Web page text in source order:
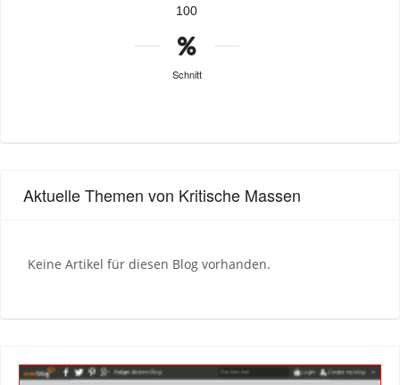
100
Schnitt
Aktuelle Themen von Kritische Massen
Keine Artikel für diesen Blog vorhanden.